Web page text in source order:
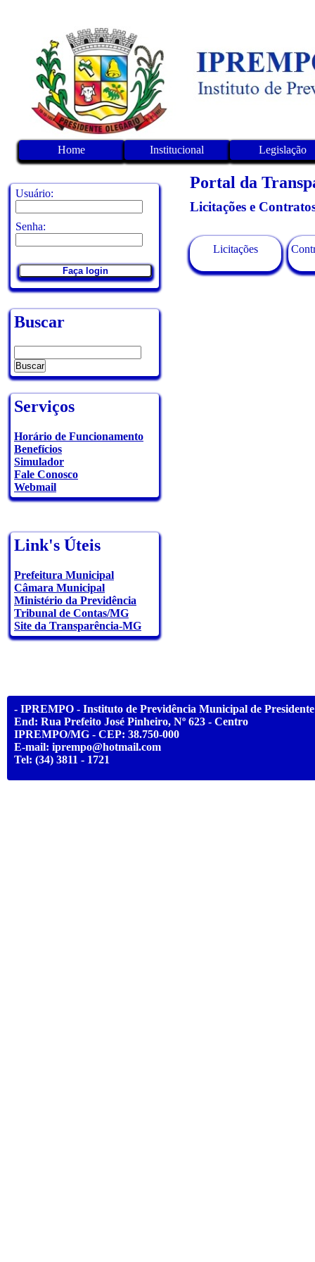
Home Institucional Legislação
Usuário:
Senha:
Faça login
Buscar
Serviços
Horário de Funcionamento
Benefícios
Simulador
Fale Conosco
Webmail
Link's Úteis
Prefeitura Municipal
Câmara Municipal
Ministério da Previdência
Tribunal de Contas/MG
Site da Transparência-MG
Portal da
Licitações e
Licitações
- IPREMPO - Instituto de Previdência Municipal de
End: Rua Prefeito José Pinheiro, Nº 623 - Centro
IPREMPO/MG - CEP: 38.750-000
E-mail: iprempo@hotmail.com
Tel: (34) 3811 - 1721